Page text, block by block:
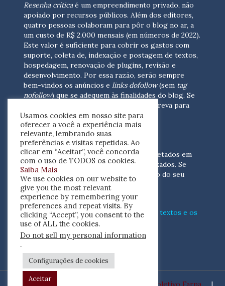
Resenha críticaé um empreendimento privado, não
apoiado por recursos públicos. Além dos editores,
quatro pessoas colaboram para pôr o blog no ar, a
um custo de R$ 2.000 mensais (em números de 2022).
Este valor é suficiente para cobrir os gastos com
suporte, coleta de, indexação e postagem de textos,
hospedagem, renovação de plugins, revisão e
desenvolvimento. Por essa razão, serão sempre
bem-vindos os anúncios e links dofollow(sem tag
nofollow) que se adequem às finalidades do blog. Se
escreva para
nós(contato@resenhacritica.com.br)
FONTES E ACERVO
As resenhas, dossiês e sumários são coletados em
periódicos acadêmicos e sites especializados. Se
você tem interesse em divulgar o acervo do seu
periódico, escreva para nós
(contato@resenhacritica.com.br)
Conheça omodocomo processamos os textos e os
índicesdisponibilizados neste blog.
ISSN 2764-0302
Coletivo Farpa |
Usamos cookies em nosso site para
oferecer a você a experiência mais
relevante, lembrando suas
preferências e visitas repetidas. Ao
clicar em “Aceitar”, você concorda
com o uso de TODOS os cookies.
Saiba Mais
We use cookies on our website to
give you the most relevant
experience by remembering your
preferences and repeat visits. By
clicking “Accept”, you consent to the
use of ALL the cookies.
Do not sell my personal information
.
Configurações de cookies
Aceitar